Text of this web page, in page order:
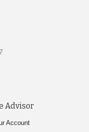
Advisor
Account